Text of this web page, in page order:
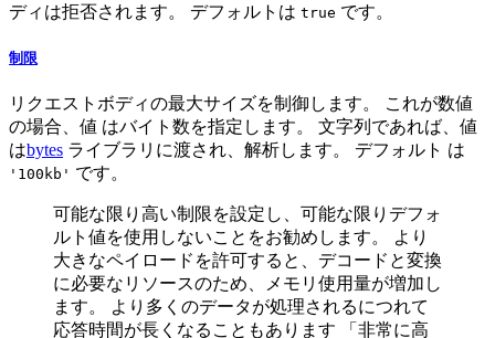
ディは拒否されます。 デフォルトは true です。
制限
リクエストボディの最大サイズを制御します。 これが数値
の場合、値 はバイト数を指定します。 文字列であれば、値
はbytes ライブラリに渡され、解析します。 デフォルト は
'100kb' です。
可能な限り高い制限を設定し、可能な限りデフォ
ルト値を使用しないことをお勧めします。 より
大きなペイロードを許可すると、デコードと変換
に必要なリソースのため、メモリ使用量が増加し
ます。 より多くのデータが処理されるにつれて
応答時間が長くなることもあります 「非常に高